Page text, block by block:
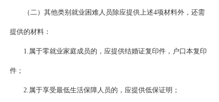
（二）其他类别就业困难人员除应提供上述4项材料外，还需
提供的材料：
1.属于零就业家庭成员的，应提供结婚证复印件，户口本复印
件；
2.属于享受最低生活保障人员的，应提供低保证明；